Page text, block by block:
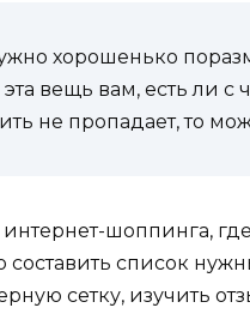
хорошенько
вещь вам, есть ли с
не пропадает, то
интернет-шоппинга,
список
сетку, изучить